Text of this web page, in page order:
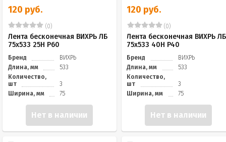
120 руб.
(0)
Лента бесконечная ВИХРЬ ЛБ
75х533 25Н P60
Бренд
ВИХРЬ
Длина, мм
533
Количество,
шт
3
Ширина, мм
75
Нет в наличии
120 руб.
(0)
Лента бесконечная ВИХРЬ ЛБ
75х533 40Н P40
Бренд
ВИХРЬ
Длина, мм
533
Количество,
шт
3
Ширина, мм
75
Нет в наличии